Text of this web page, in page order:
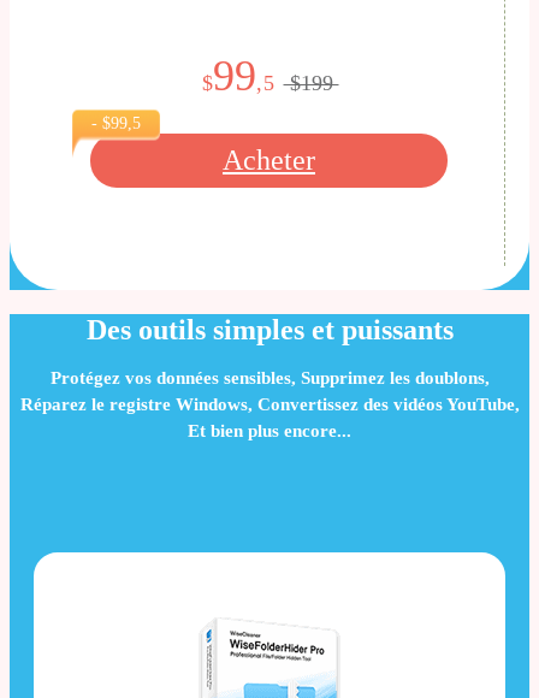
$99,5 $199
- $99,5
Acheter
Des outils simples et puissants
Protégez vos données sensibles, Supprimez les doublons,
Réparez le registre Windows, Convertissez des vidéos YouTube,
Et bien plus encore...